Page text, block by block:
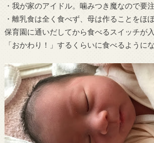
・我が家のアイドル。噛みつき魔なので要
・離乳食は全く食べず、母は作ることをほぼ
保育園に通いだしてから食べるスイッチが
「おかわり！」するくらいに食べるようにな